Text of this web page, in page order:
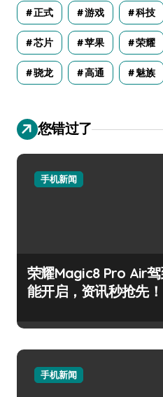
正式 游戏 科技
芯片 苹果 荣耀
骁龙 高通 魅族
您错过了
手机新闻
荣耀Magic8 Pro Air
能开启，资讯秒抢先！
手机新闻